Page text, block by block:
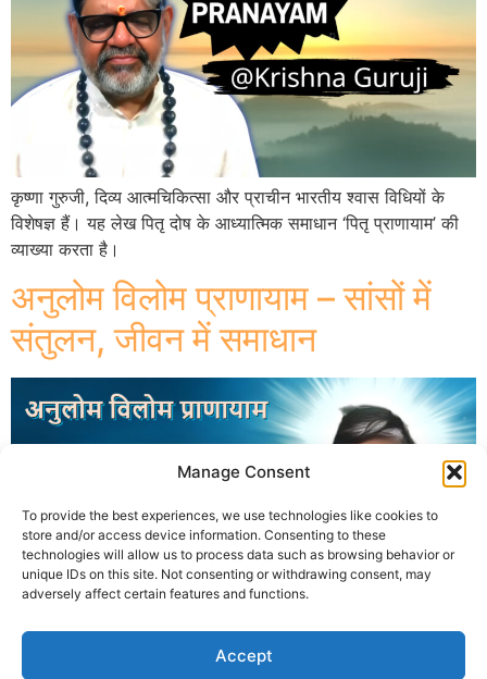
Manage Consent
To provide the best experiences, we use technologies like cookies to
store and/or access device information. Consenting to these
technologies will allow us to process data such as browsing behavior or
unique IDs on this site. Not consenting or withdrawing consent, may
adversely affect certain features and functions.
Accept
कृष्णा गुरुजी, दिव्य आत्मचिकित्सा और प्राचीन भारतीय श्वास विधियों के
विशेषज्ञ हैं। यह लेख पितृ दोष के आध्यात्मिक समाधान ‘पितृ प्राणायाम’ की
व्याख्या करता है।
अनुलोम विलोम प्राणायाम – सांसों में
संतुलन, जीवन में समाधान
अनुलोम विलोम प्राणायाम – श्वास संतुलन से जीवन समाधान | Krishna